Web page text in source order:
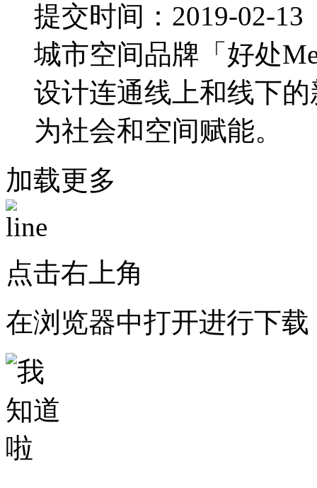
提交时间：2019-02-13
城市空间品牌「好处
设计连通线上和线下
为社会和空间赋能。
加载更多
点击右上角
在浏览器中打开进行下载